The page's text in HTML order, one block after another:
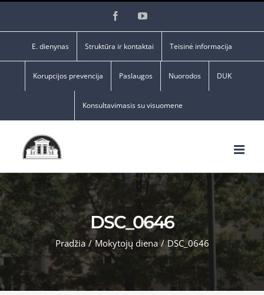
FacebookYouTube
E. dienynas Struktūra ir kontaktai Teisinė informacija
Korupcijos prevencija Paslaugos Nuorodos DUK
Konsultavimasis su visuomene
DSC_0646
Pradžia / Mokytojų diena / DSC_0646